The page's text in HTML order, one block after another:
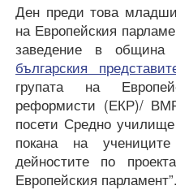
Ден преди това
на Европейския
заведение в
българския
групата на
реформисти (ЕКР)/
посети Средно
покана на
дейностите по
Европейския парламент”.